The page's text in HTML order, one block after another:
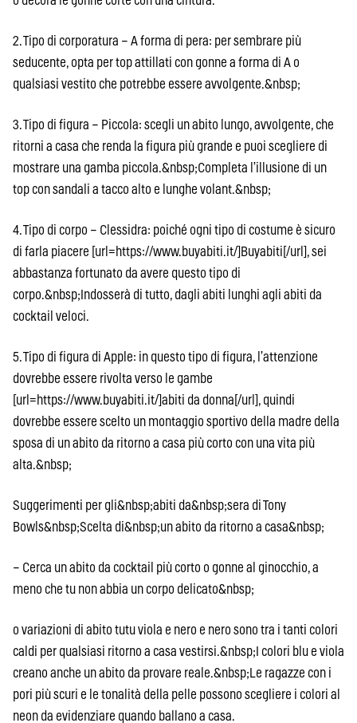
2. Tipo di corporatura – A forma di pera: per sembrare più
seducente, opta per top attillati con gonne a forma di A o
qualsiasi vestito che potrebbe essere avvolgente.&nbsp;
3. Tipo di figura – Piccola: scegli un abito lungo, avvolgente, che
ritorni a casa che renda la figura più grande e puoi scegliere di
mostrare una gamba piccola.&nbsp;Completa l’illusione di un
top con sandali a tacco alto e lunghe volant.&nbsp;
4. Tipo di corpo – Clessidra: poiché ogni tipo di costume è sicuro
di farla piacere [url=https://www.buyabiti.it/]Buyabiti[/url], sei
abbastanza fortunato da avere questo tipo di
corpo.&nbsp;Indosserà di tutto, dagli abiti lunghi agli abiti da
cocktail veloci.
5. Tipo di figura di Apple: in questo tipo di figura, l’attenzione
dovrebbe essere rivolta verso le gambe
[url=https://www.buyabiti.it/]abiti da donna[/url], quindi
dovrebbe essere scelto un montaggio sportivo della madre della
sposa di un abito da ritorno a casa più corto con una vita più
alta.&nbsp;
Suggerimenti per gli&nbsp;abiti da&nbsp;sera di Tony
Bowls&nbsp;Scelta di&nbsp;un abito da ritorno a casa&nbsp;
– Cerca un abito da cocktail più corto o gonne al ginocchio, a
meno che tu non abbia un corpo delicato&nbsp;
o variazioni di abito tutu viola e nero e nero sono tra i tanti colori
caldi per qualsiasi ritorno a casa vestirsi.&nbsp;I colori blu e viola
creano anche un abito da provare reale.&nbsp;Le ragazze con i
pori più scuri e le tonalità della pelle possono scegliere i colori al
neon da evidenziare quando ballano a casa.